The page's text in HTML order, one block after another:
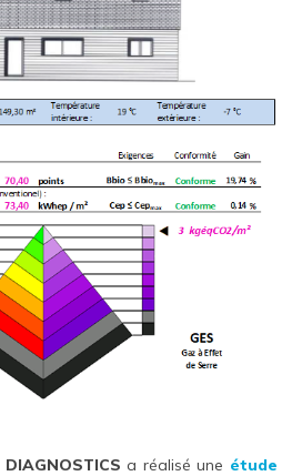
a réalisé une étude